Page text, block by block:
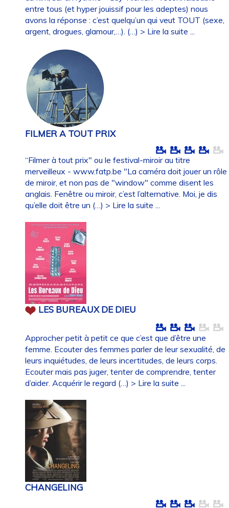
entre tous (et hyper jouissif pour les adeptes) nous
avons la réponse : c’est quelqu’un qui veut TOUT (sexe,
argent, drogues, glamour,…). (…) > Lire la suite ...
FILMER A TOUT PRIX
“Filmer à tout prix" ou le festival-miroir au titre
merveilleux - www.fatp.be "La caméra doit jouer un rôle
de miroir, et non pas de "window" comme disent les
anglais. Fenêtre ou miroir, c’est l’alternative. Moi, je dis
qu’elle doit être un (…) > Lire la suite ...
LES BUREAUX DE DIEU
Approcher petit à petit ce que c’est que d’être une
femme. Ecouter des femmes parler de leur sexualité, de
leurs inquiétudes, de leurs incertitudes, de leurs corps.
Ecouter mais pas juger, tenter de comprendre, tenter
d’aider. Acquérir le regard (…) > Lire la suite ...
CHANGELING